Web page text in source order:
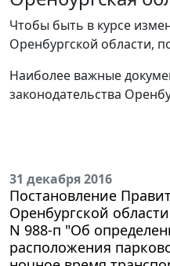
Чтобы быть в курсе
Оренбургской области,
Наиболее важные
законодательства
31 декабря 2016
Постановление
Оренбургской
N 988-п "Об
расположения